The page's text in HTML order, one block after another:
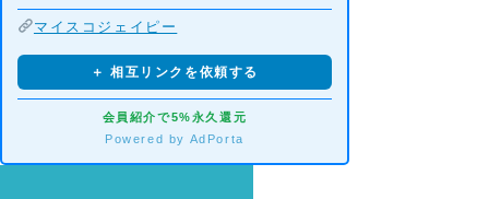
マイスコジェイピー
＋ 相互リンクを依頼する
会員紹介で5%永久還元
Powered by AdPorta